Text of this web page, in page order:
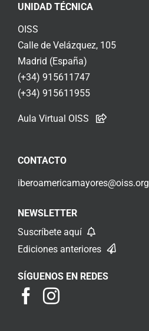
UNIDAD TÉCNICA
OISS
Calle de Velázquez, 105
Madrid (España)
(+34) 915611747
(+34) 915611955
Aula Virtual OISS
CONTACTO
iberoamericamayores@oiss.org
NEWSLETTER
Suscríbete aquí
Ediciones anteriores
SÍGUENOS EN REDES